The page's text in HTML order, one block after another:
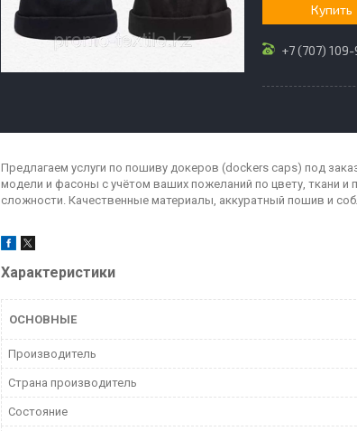
Купить
+7 (707)
Предлагаем услуги по пошиву докеров (dockers caps) под
модели и фасоны с учётом ваших пожеланий по цвету, ткани
сложности. Качественные материалы, аккуратный пошив и
Характеристики
ОСНОВНЫЕ
Производитель
Страна производитель
Состояние